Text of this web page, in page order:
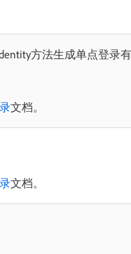
方法生成单点登录有
文档。
文档。